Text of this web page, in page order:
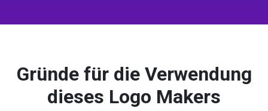
Gründe für die Verwendung
dieses Logo Makers